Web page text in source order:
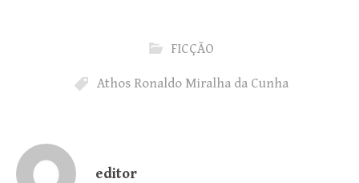
FICÇÃO
Athos Ronaldo Miralha da Cunha
editor